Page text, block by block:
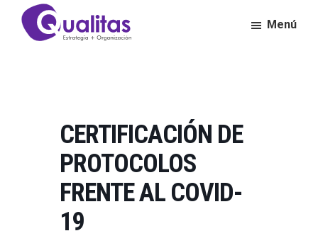
Saltar
contenido
Saltar
Excelencia
Empresarial
Menú
CERTIFICACIÓN DE
PROTOCOLOS
FRENTE AL COVID-
19